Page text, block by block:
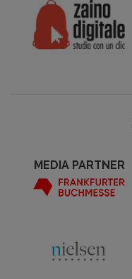
MEDIA PARTNER